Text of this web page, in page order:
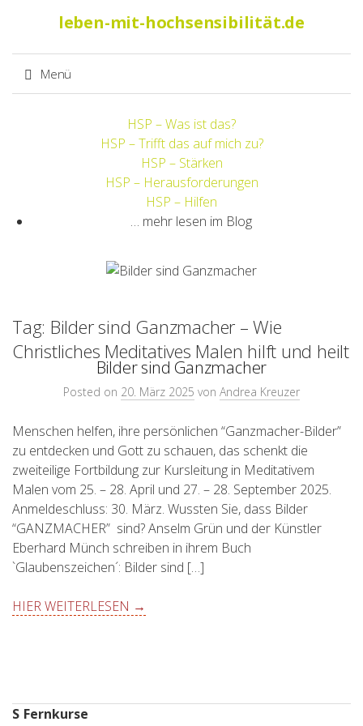
leben-mit-hochsensibilität.de
Menü
HSP – Was ist das?
HSP – Trifft das auf mich zu?
HSP – Stärken
HSP – Herausforderungen
HSP – Hilfen
… mehr lesen im Blog
Tag: Bilder sind Ganzmacher – Wie
Christliches Meditatives Malen hilft und heilt
Bilder sind Ganzmacher
Posted on 20. März 2025 von Andrea Kreuzer
Menschen helfen, ihre persönlichen “Ganzmacher-Bilder”
zu entdecken und Gott zu schauen, das schenkt die
zweiteilige Fortbildung zur Kursleitung in Meditativem
Malen vom 25. – 28. April und 27. – 28. September 2025.
Anmeldeschluss: 30. März. Wussten Sie, dass Bilder
“GANZMACHER” sind? Anselm Grün und der Künstler
Eberhard Münch schreiben in ihrem Buch
`Glaubenszeichen´: Bilder sind […]
HIER WEITERLESEN →
Fernkurse
S